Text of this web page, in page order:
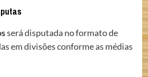
será disputada no formato de
em divisões conforme as médias